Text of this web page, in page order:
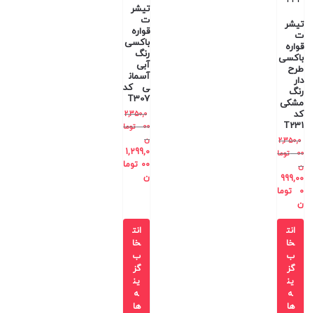
تیشر
ت
قواره
باکسی
طرح
دار
رنگ
مشکی
کد
T231
2,350,0
00
توما
ن
999,00
0
توما
ن
انت
خا
ب
گز
ین
ه
ها
تیشر
ت
قواره
باکسی
رنگ
آبی
آسمان
ی کد
T307
2,350,0
00
توما
ن
1,299,0
00 توما
ن
انت
خا
ب
گز
ین
ه
ها